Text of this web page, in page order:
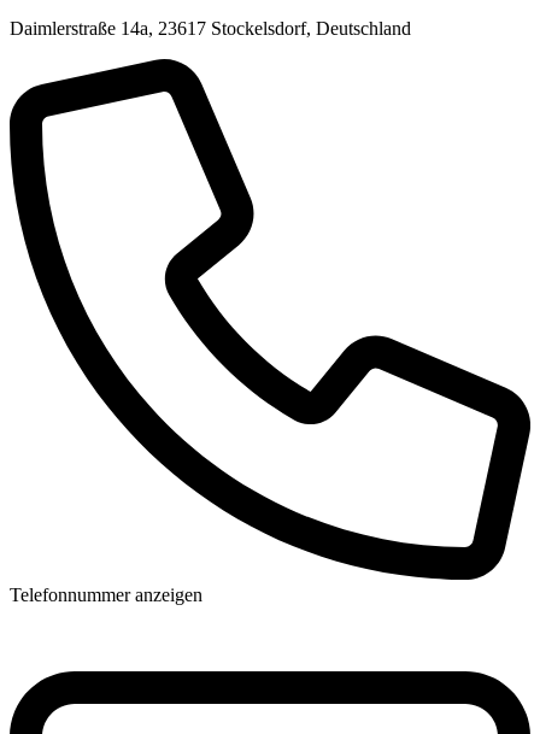
Daimlerstraße 14a, 23617 Stockelsdorf, Deutschland
Telefonnummer anzeigen